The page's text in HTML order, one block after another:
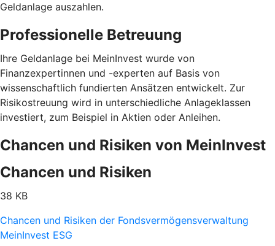
Geldanlage auszahlen.
Professionelle Betreuung
Ihre Geldanlage bei MeinInvest wurde von
Finanzexpertinnen und -experten auf Basis von
wissenschaftlich fundierten Ansätzen entwickelt. Zur
Risikostreuung wird in unterschiedliche Anlageklassen
investiert, zum Beispiel in Aktien oder Anleihen.
Chancen und Risiken von MeinInvest
Chancen und Risiken
38 KB
Chancen und Risiken der Fondsvermögensverwaltung
MeinInvest ESG